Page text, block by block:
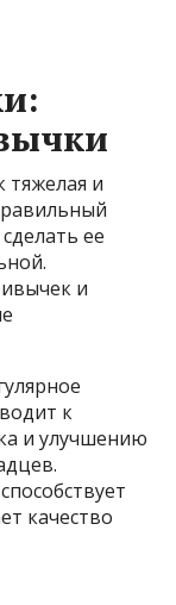
тяжелая и
ее
и
к
и улучшению
качество